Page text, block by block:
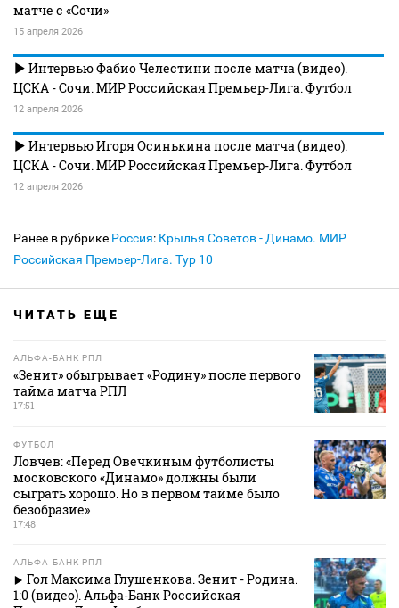
матче с «Сочи»
15 апреля 2026
Интервью Фабио Челестини после матча (видео).
ЦСКА - Сочи. МИР Российская Премьер-Лига. Футбол
12 апреля 2026
Интервью Игоря Осинькина после матча (видео).
ЦСКА - Сочи. МИР Российская Премьер-Лига. Футбол
12 апреля 2026
Ранее в рубрике Россия: Крылья Советов - Динамо. МИР
Российская Премьер-Лига. Тур 10
ЧИТАТЬ ЕЩЕ
АЛЬФА-БАНК РПЛ
«Зенит» обыгрывает «Родину» после первого
тайма матча РПЛ
17:51
ФУТБОЛ
Ловчев: «Перед Овечкиным футболисты
московского «Динамо» должны были
сыграть хорошо. Но в первом тайме было
безобразие»
17:48
АЛЬФА-БАНК РПЛ
Гол Максима Глушенкова. Зенит - Родина.
1:0 (видео). Альфа-Банк Российская